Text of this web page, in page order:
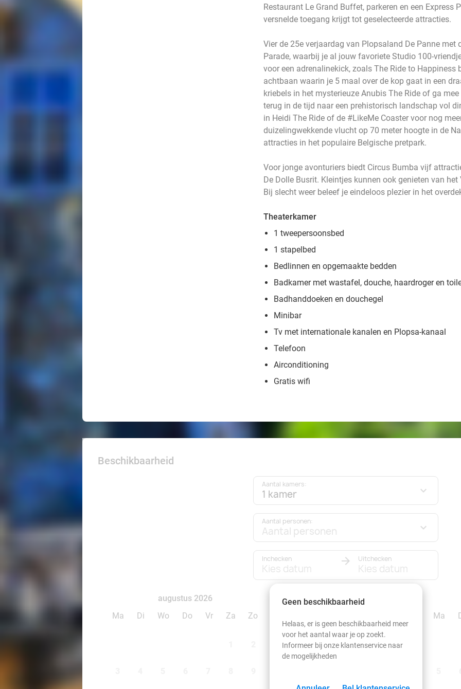
Restaurant Le Grand Buffet, parkeren en een Express
versnelde toegang krijgt tot geselecteerde attracties.
Vier de 25e verjaardag van Plopsaland De Panne met
Parade, waarbij je al jouw favoriete Studio 100-
voor een adrenalinekick, zoals The Ride to Happiness
achtbaan waarin je 5 maal over de kop gaat in een
kriebels in het mysterieuze Anubis The Ride of ga
terug in de tijd naar een prehistorisch landschap vol
in Heidi The Ride of de #LikeMe Coaster voor nog
duizelingwekkende vlucht op 70 meter hoogte in de
attracties in het populaire Belgische pretpark.
Voor jonge avonturiers biedt Circus Bumba vijf
De Dolle Busrit. Kleintjes kunnen ook genieten van
Bij slecht weer beleef je eindeloos plezier in het
Theaterkamer
1 tweepersoonsbed
1 stapelbed
Bedlinnen en opgemaakte bedden
Badkamer met wastafel, douche, haardroger en
Badhanddoeken en douchegel
Minibar
Tv met internationale kanalen en Plopsa-kanaal
Telefoon
Airconditioning
Gratis wifi
Beschikbaarheid
Aantal kamers:
1 kamer
Aantal personen:
Aantal personen
Inchecken
Kies datum
Uitchecken
Kies datum
augustus 2026
Ma
Di Wo Do Vr Za Zo
september 2026
1 2 3 4 5
Ma
Geen beschikbaarheid
Helaas, er is geen beschikbaarheid meer
voor het aantal waar je op zoekt.
Informeer bij onze klantenservice naar
de mogelijkheden